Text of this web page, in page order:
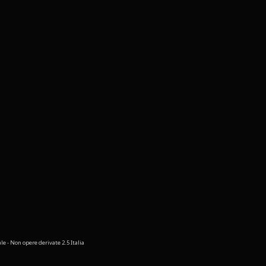
- Non opere derivate 2.5 Italia